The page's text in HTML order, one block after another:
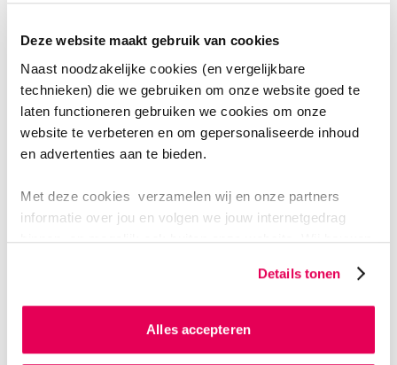
Deze website maakt gebruik van cookies
Naast noodzakelijke cookies (en vergelijkbare
technieken) die we gebruiken om onze website goed te
laten functioneren gebruiken we cookies om onze
website te verbeteren en om gepersonaliseerde inhoud
en advertenties aan te bieden.
Met deze cookies verzamelen wij en onze partners
informatie over jou en volgen we jouw internetgedrag
binnen, en mogelijk ook buiten onze website. Wij bouwen
website en communicatie aan op jouw voorkeuren. Ook
kunnen we zo gerichte advertenties laten zien op basis
van jouw internetgedrag.
Details tonen
Alles accepteren
Meer over collegegeld
Financieringsmogelijkheden
Materiaal